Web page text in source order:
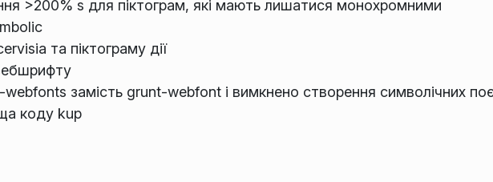
>200% s для піктограм, які мають лишатися монохромними
та піктограму дії
замість grunt-webfont і вимкнено створення символічних
коду kup